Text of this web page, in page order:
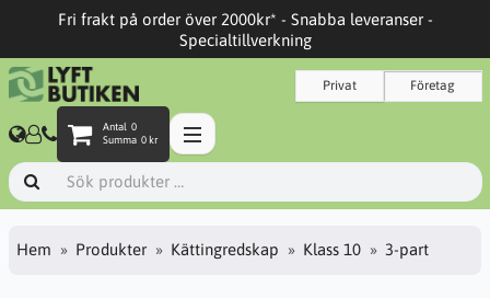
Fri frakt på order över 2000kr* - Snabba leveranser -
Specialtillverkning
Privat Företag
Antal 0
Summa 0 kr
Hem Produkter Kättingredskap Klass 10 3-part